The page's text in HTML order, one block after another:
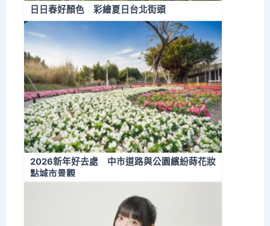
日日春好顏色 彩繪夏日台北街頭
2026新年好去處 中市道路與公園繽紛蒔花妝
點城市景觀